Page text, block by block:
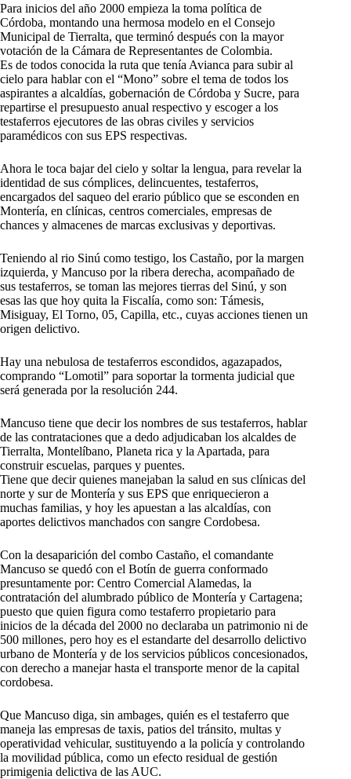
Para inicios del año 2000 empieza la toma política de
Córdoba, montando una hermosa modelo en el Consejo
Municipal de Tierralta, que terminó después con la mayor
votación de la Cámara de Representantes de Colombia.
Es de todos conocida la ruta que tenía Avianca para subir al
cielo para hablar con el “Mono” sobre el tema de todos los
aspirantes a alcaldías, gobernación de Córdoba y Sucre, para
repartirse el presupuesto anual respectivo y escoger a los
testaferros ejecutores de las obras civiles y servicios
paramédicos con sus EPS respectivas.
Ahora le toca bajar del cielo y soltar la lengua, para revelar la
identidad de sus cómplices, delincuentes, testaferros,
encargados del saqueo del erario público que se esconden en
Montería, en clínicas, centros comerciales, empresas de
chances y almacenes de marcas exclusivas y deportivas.
Teniendo al rio Sinú como testigo, los Castaño, por la margen
izquierda, y Mancuso por la ribera derecha, acompañado de
sus testaferros, se toman las mejores tierras del Sinú, y son
esas las que hoy quita la Fiscalía, como son: Támesis,
Misiguay, El Torno, 05, Capilla, etc., cuyas acciones tienen un
origen delictivo.
Hay una nebulosa de testaferros escondidos, agazapados,
comprando “Lomotil” para soportar la tormenta judicial que
será generada por la resolución 244.
Mancuso tiene que decir los nombres de sus testaferros, hablar
de las contrataciones que a dedo adjudicaban los alcaldes de
Tierralta, Montelíbano, Planeta rica y la Apartada, para
construir escuelas, parques y puentes.
Tiene que decir quienes manejaban la salud en sus clínicas del
norte y sur de Montería y sus EPS que enriquecieron a
muchas familias, y hoy les apuestan a las alcaldías, con
aportes delictivos manchados con sangre Cordobesa.
Con la desaparición del combo Castaño, el comandante
Mancuso se quedó con el Botín de guerra conformado
presuntamente por: Centro Comercial Alamedas, la
contratación del alumbrado público de Montería y Cartagena;
puesto que quien figura como testaferro propietario para
inicios de la década del 2000 no declaraba un patrimonio ni de
500 millones, pero hoy es el estandarte del desarrollo delictivo
urbano de Montería y de los servicios públicos concesionados,
con derecho a manejar hasta el transporte menor de la capital
cordobesa.
Que Mancuso diga, sin ambages, quién es el testaferro que
maneja las empresas de taxis, patios del tránsito, multas y
operatividad vehicular, sustituyendo a la policía y controlando
la movilidad pública, como un efecto residual de gestión
primigenia delictiva de las AUC.